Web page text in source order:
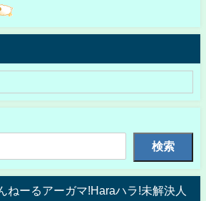
検索
ねーるアーガマ!Haraハラ!未解決人